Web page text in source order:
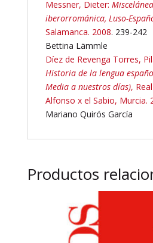
Messner, Dieter:
iberorrománica, Luso-
Salamanca. 2008. 239-242
Bettina Lämmle
Díez de Revenga Torres,
Historia de la lengua
Media a nuestros días),
Alfonso x el Sabio, Murcia.
Mariano Quirós García
Productos